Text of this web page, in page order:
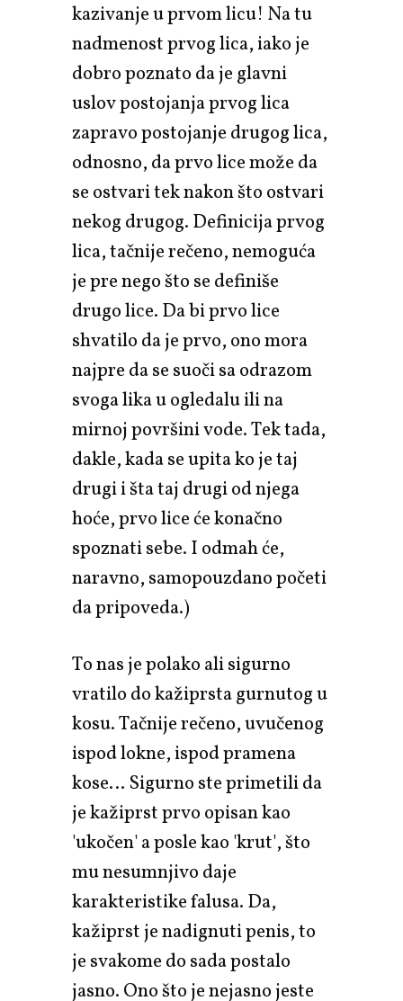
kazivanje u prvom licu! Na tu
nadmenost prvog lica, iako je
dobro poznato da je glavni
uslov postojanja prvog lica
zapravo postojanje drugog lica,
odnosno, da prvo lice može da
se ostvari tek nakon što ostvari
nekog drugog. Definicija prvog
lica, tačnije rečeno, nemoguća
je pre nego što se definiše
drugo lice. Da bi prvo lice
shvatilo da je prvo, ono mora
najpre da se suoči sa odrazom
svoga lika u ogledalu ili na
mirnoj površini vode. Tek tada,
dakle, kada se upita ko je taj
drugi i šta taj drugi od njega
hoće, prvo lice će konačno
spoznati sebe. I odmah će,
naravno, samopouzdano početi
da pripoveda.)
To nas je polako ali sigurno
vratilo do kažiprsta gurnutog u
kosu. Tačnije rečeno, uvučenog
ispod lokne, ispod pramena
kose… Sigurno ste primetili da
je kažiprst prvo opisan kao
'ukočen' a posle kao 'krut', što
mu nesumnjivo daje
karakteristike falusa. Da,
kažiprst je nadignuti penis, to
je svakome do sada postalo
jasno. Ono što je nejasno jeste